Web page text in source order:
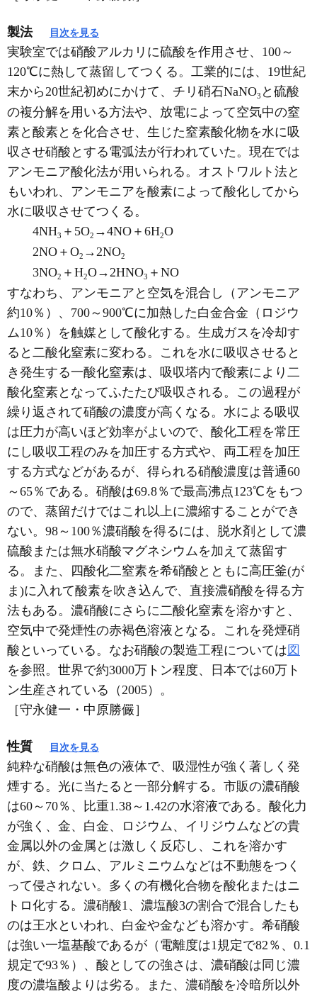
製法 目次を見る
実験室では硝酸アルカリに硫酸を作用させ、100～
120℃に熱して蒸留してつくる。工業的には、19世紀
末から20世紀初めにかけて、チリ硝石NaNO3 と硫酸
の複分解を用いる方法や、放電によって空気中の窒
素と酸素とを化合させ、生じた窒素酸化物を水に吸
収させ硝酸とする電弧法が行われていた。現在では
アンモニア酸化法が用いられる。オストワルト法と
もいわれ、アンモニアを酸素によって酸化してから
水に吸収させてつくる。
4NH3 ＋5O2 →4NO＋6H2O
2NO＋O2 →2NO2
3NO2 ＋H2O→2HNO3 ＋NO
すなわち、アンモニアと空気を混合し（アンモニア
約10％）、700～900℃に加熱した白金合金（ロジウ
ム10％）を触媒として酸化する。生成ガスを冷却す
ると二酸化窒素に変わる。これを水に吸収させると
き発生する一酸化窒素は、吸収塔内で酸素により二
酸化窒素となってふたたび吸収される。この過程が
繰り返されて硝酸の濃度が高くなる。水による吸収
は圧力が高いほど効率がよいので、酸化工程を常圧
にし吸収工程のみを加圧する方式や、両工程を加圧
する方式などがあるが、得られる硝酸濃度は普通60
～65％である。硝酸は69.8％で最高沸点123℃をもつ
ので、蒸留だけではこれ以上に濃縮することができ
ない。98～100％濃硝酸を得るには、脱水剤として濃
硫酸または無水硝酸マグネシウムを加えて蒸留す
る。また、四酸化二窒素を希硝酸とともに高圧釜(が
ま)に入れて酸素を吹き込んで、直接濃硝酸を得る方
法もある。濃硝酸にさらに二酸化窒素を溶かすと、
空気中で発煙性の赤褐色溶液となる。これを発煙硝
酸といっている。なお硝酸の製造工程については 図
を参照。世界で約3000万トン程度、日本では60万ト
ン生産されている（2005）。
［守永健一・中原勝儼］
性質 目次を見る
純粋な硝酸は無色の液体で、吸湿性が強く著しく発
煙する。光に当たると一部分解する。市販の濃硝酸
は60～70％、比重1.38～1.42の水溶液である。酸化力
が強く、金、白金、ロジウム、イリジウムなどの貴
金属以外の金属とは激しく反応し、これを溶かす
が、鉄、クロム、アルミニウムなどは不動態をつく
って侵されない。多くの有機化合物を酸化またはニ
トロ化する。濃硝酸1、濃塩酸3の割合で混合したも
のは王水といわれ、白金や金なども溶かす。希硝酸
は強い一塩基酸であるが（電離度は1規定で82％、0.1
規定で93％）、酸としての強さは、濃硝酸は同じ濃
度の濃塩酸よりは劣る。また、濃硝酸を冷暗所以外